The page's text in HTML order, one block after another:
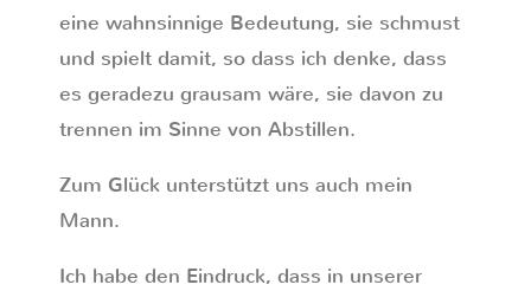
eine wahnsinnige Bedeutung, sie schmust
und spielt damit, so dass ich denke, dass
es geradezu grausam wäre, sie davon zu
trennen im Sinne von Abstillen.
Zum Glück unterstützt uns auch mein
Mann.
Ich habe den Eindruck, dass in unserer